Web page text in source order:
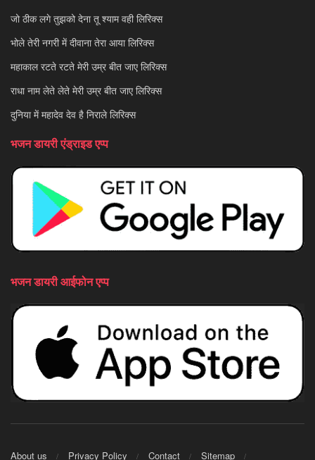
जो ठीक लगे तुझको देना तू श्याम वही लिरिक्स
भोले तेरी नगरी में दीवाना तेरा आया लिरिक्स
महाकाल रटते रटते मेरी उम्र बीत जाए लिरिक्स
राधा नाम लेते लेते मेरी उम्र बीत जाए लिरिक्स
दुनिया में महादेव देव है निराले लिरिक्स
भजन डायरी एंड्राइड एप्प
भजन डायरी आईफोन एप्प
About us Privacy Policy Contact Sitemap